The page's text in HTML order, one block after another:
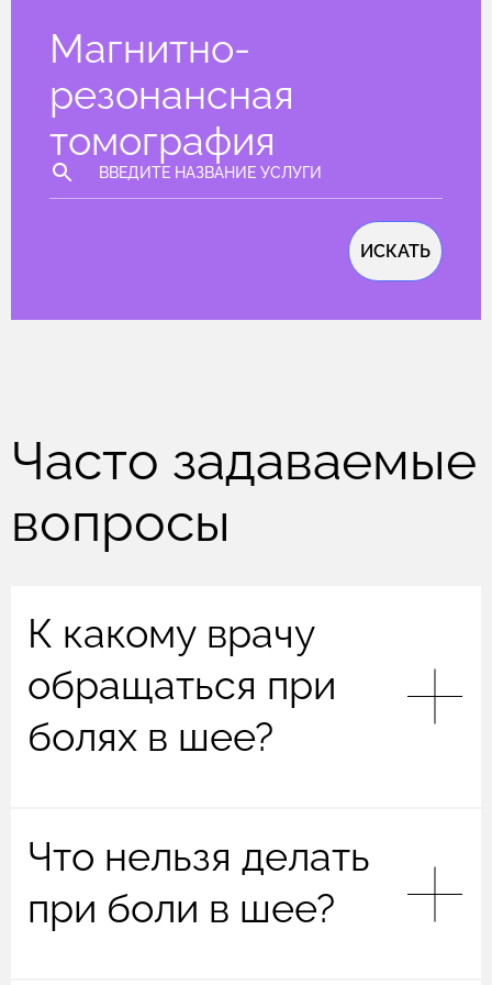
Магнитно-
резонансная
томография
ИСКАТЬ
Часто задаваемые
вопросы
К какому врачу
обращаться при
болях в шее?
невролога (особенно, если боль отдает в плечо,
и головной болью), но также могут понадобиться
Что нельзя делать
при боли в шее?